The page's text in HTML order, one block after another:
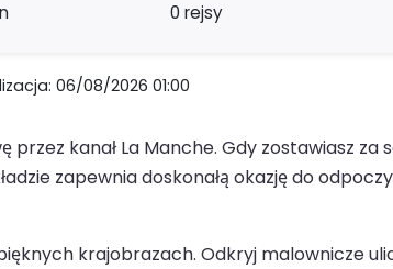
0 rejsy
06/08/2026 01:00
kanał La Manche. Gdy zostawiasz za
zapewnia doskonałą okazję do
krajobrazach. Odkryj malownicze